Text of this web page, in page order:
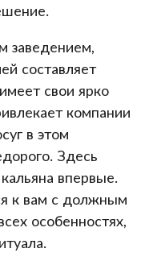
заведением,
составляет
свои ярко
компании
в этом
Здесь
впервые.
к вам с должным
особенностях,